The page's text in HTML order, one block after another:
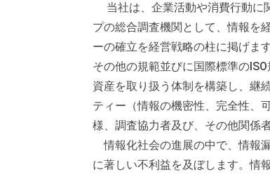
当社は、企業活動や消費行動に
プの総合調査機関として、情報を
ーの確立を経営戦略の柱に掲げま
その他の規範並びに国際標準の
資産を取り扱う体制を構築し、継
ティー（情報の機密性、完全性、
様、調査協力者及び、その他関係
情報化社会の進展の中で、情報
に著しい不利益を及ぼします。情